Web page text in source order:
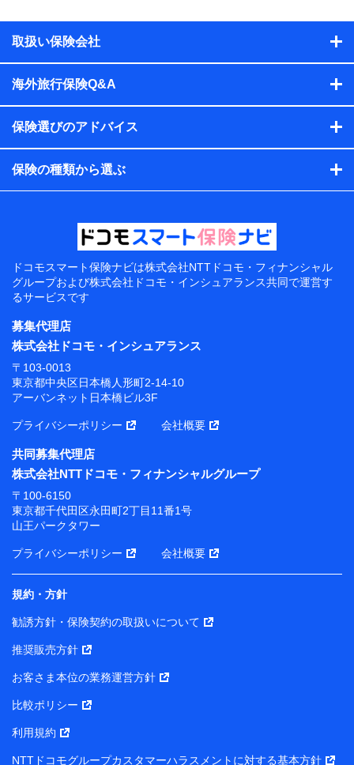
取扱い保険会社
海外旅行保険Q&A
保険選びのアドバイス
保険の種類から選ぶ
ドコモスマート保険ナビは株式会社NTTドコモ・フィナンシャル
グループおよび株式会社ドコモ・インシュアランス共同で運営す
るサービスです
募集代理店
株式会社ドコモ・インシュアランス
〒103-0013
東京都中央区日本橋人形町2-14-10
アーバンネット日本橋ビル3F
プライバシーポリシー 会社概要
共同募集代理店
株式会社NTTドコモ・フィナンシャルグループ
〒100-6150
東京都千代田区永田町2丁目11番1号
山王パークタワー
プライバシーポリシー 会社概要
規約・方針
勧誘方針・保険契約の取扱いについて
推奨販売方針
お客さま本位の業務運営方針
比較ポリシー
利用規約
NTTドコモグループカスタマーハラスメントに対する基本方針